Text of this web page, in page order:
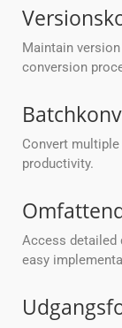
Maintain
conversion
Convert
productivity.
Access detailed
easy